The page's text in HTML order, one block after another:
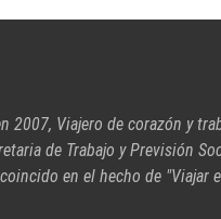
2007, Viajero de corazón y
de Trabajo y Previsión
en el hecho de "Viajar